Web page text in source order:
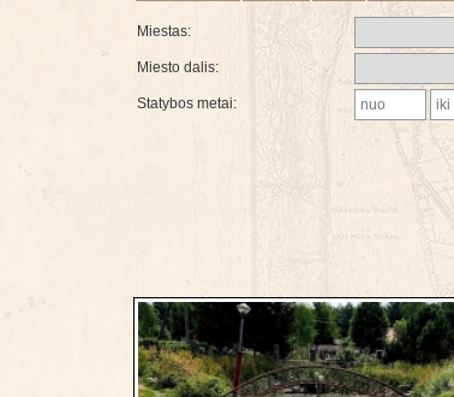
Miestas:
Miesto dalis:
Statybos metai: